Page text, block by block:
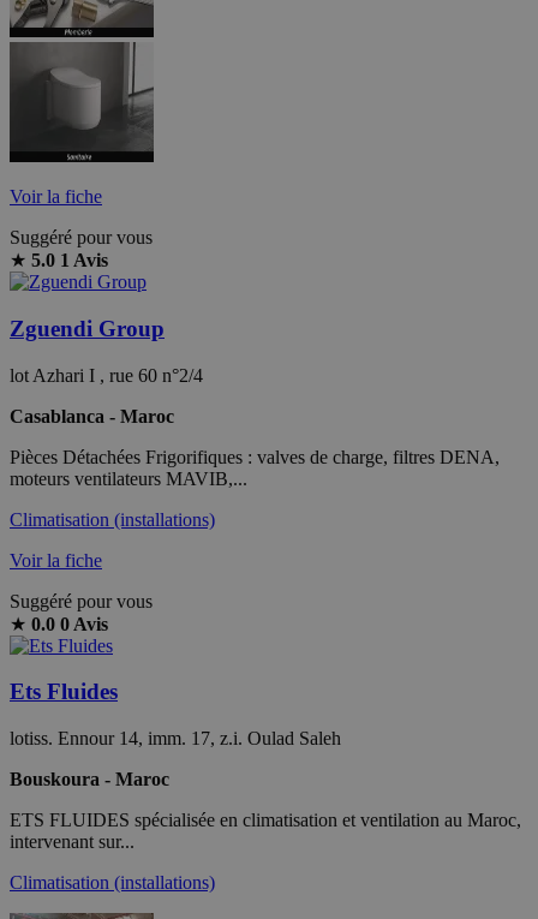
Voir la fiche
Suggéré pour vous
★ 5.0 1 Avis
Zguendi Group
lot Azhari I , rue 60 n°2/4
Casablanca - Maroc
Pièces Détachées Frigorifiques : valves de charge, filtres DENA,
moteurs ventilateurs MAVIB,...
Climatisation (installations)
Voir la fiche
Suggéré pour vous
★ 0.0 0 Avis
Ets Fluides
lotiss. Ennour 14, imm. 17, z.i. Oulad Saleh
Bouskoura - Maroc
ETS FLUIDES spécialisée en climatisation et ventilation au Maroc,
intervenant sur...
Climatisation (installations)